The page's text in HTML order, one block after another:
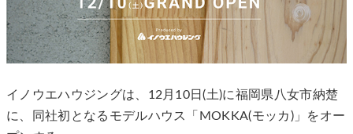
イノウエハウジングは、12月10日(土)に福岡県八女市納楚
に、同社初となるモデルハウス「MOKKA(モッカ)」をオー